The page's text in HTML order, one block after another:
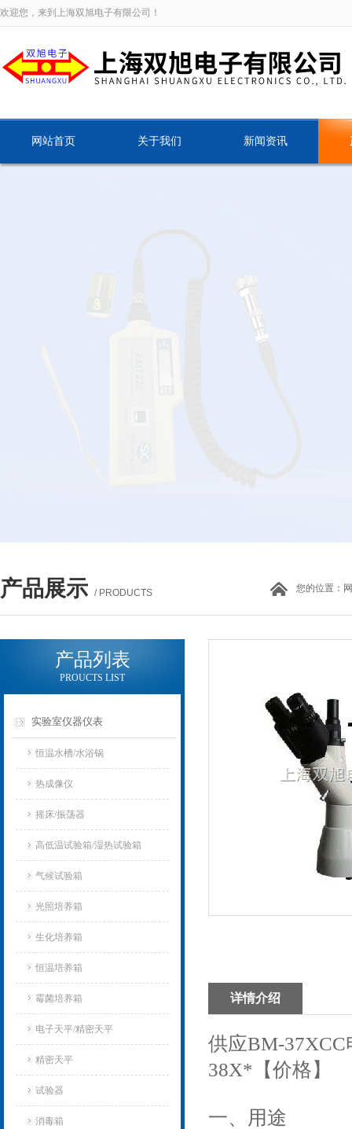
欢迎您，来到上海双旭电子有限公司！
网站首页 关于我们 新闻资讯
产品展示 / PRODUCTS 您的位置：
产品列表
PROUCTS LIST
实验室仪器仪表
恒温水槽/水浴锅
热成像仪
摇床/振荡器
高低温试验箱/湿热试验箱
气候试验箱
光照培养箱
生化培养箱
恒温培养箱
霉菌培养箱
电子天平/精密天平
精密天平
试验器
消毒箱
详情介绍
供应BM-
38X*【价格】
一、用途